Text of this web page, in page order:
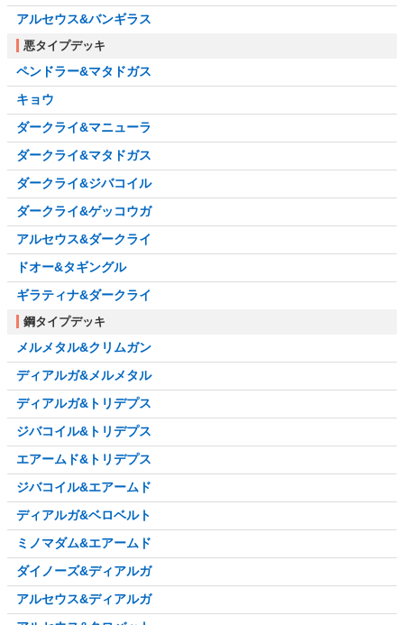
アルセウス&バンギラス
悪タイプデッキ
ペンドラー&マタドガス
キョウ
ダークライ&マニューラ
ダークライ&マタドガス
ダークライ&ジバコイル
ダークライ&ゲッコウガ
アルセウス&ダークライ
ドオー&タギングル
ギラティナ&ダークライ
鋼タイプデッキ
メルメタル&クリムガン
ディアルガ&メルメタル
ディアルガ&トリデプス
ジバコイル&トリデプス
エアームド&トリデプス
ジバコイル&エアームド
ディアルガ&ベロベルト
ミノマダム&エアームド
ダイノーズ&ディアルガ
アルセウス&ディアルガ